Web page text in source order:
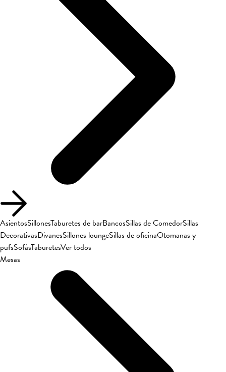
AsientosSillonesTaburetes de barBancosSillas de ComedorSillas
DecorativasDivanesSillones loungeSillas de oficinaOtomanas y
pufsSofásTaburetesVer todos
Mesas